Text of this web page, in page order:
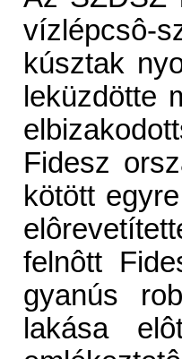
vízlépcsô-
kúsztak
leküzdötte
Fidesz
kötött
felnôtt
gyanús
lakása